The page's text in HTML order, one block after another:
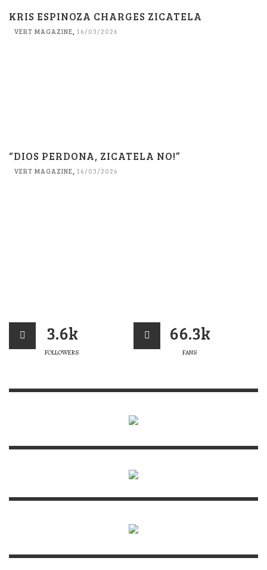
KRIS ESPINOZA CHARGES ZICATELA
VERT MAGAZINE, 16/03/2026
“DIOS PERDONA, ZICATELA NO!”
VERT MAGAZINE, 16/03/2026
3.6k
FOLLOWERS
66.3k
FANS